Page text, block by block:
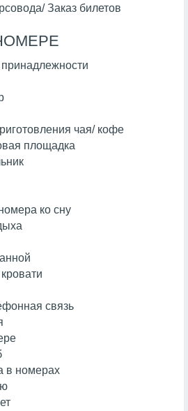
Заказ билетов
чая/ кофе
площадка
ко сну
связь
в номерах